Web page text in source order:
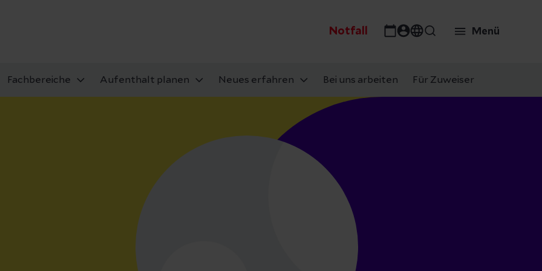
Notfall Menü
Fachbereiche Aufenthalt planen Neues erfahren Bei uns arbeiten Für Zuweiser